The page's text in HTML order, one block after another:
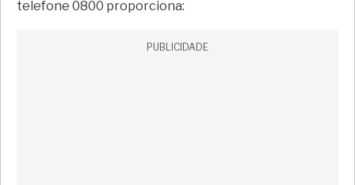
telefone 0800 proporciona:
PUBLICIDADE